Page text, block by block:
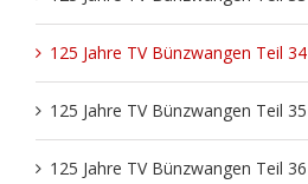
125 Jahre TV Bünzwangen Teil 34
125 Jahre TV Bünzwangen Teil 35
125 Jahre TV Bünzwangen Teil 36